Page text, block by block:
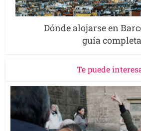
Dónde alojarse en
guía completa
Te puede